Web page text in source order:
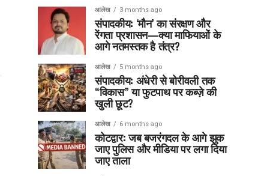
आलेख 3 months ago
संपादकीय: ‘मौन’ का संरक्षण और
रेंगता प्रशासन—क्या माफियाओं के
आगे नतमस्तक है तंत्र?
आलेख 5 months ago
संपादकीय: अंधेरी से बोरीवली तक
“विकास” या फुटपाथ पर कब्ज़े की
खुली छूट?
आलेख 6 months ago
कोटद्वार: जब बजरंगदल के आगे झुक
जाए पुलिस और मीडिया पर लगा दिया
जाए ताला